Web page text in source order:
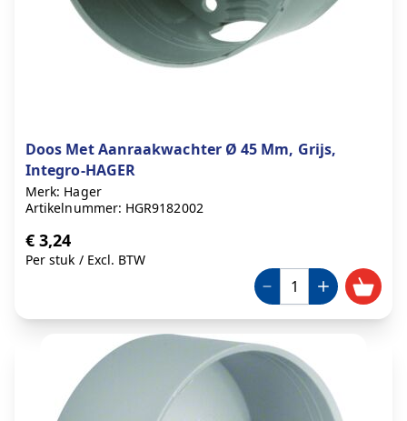
Doos Met Aanraakwachter Ø 45 Mm, Grijs,
Integro-HAGER
Merk: Hager
Artikelnummer: HGR9182002
€ 3,24
Per stuk / Excl. BTW